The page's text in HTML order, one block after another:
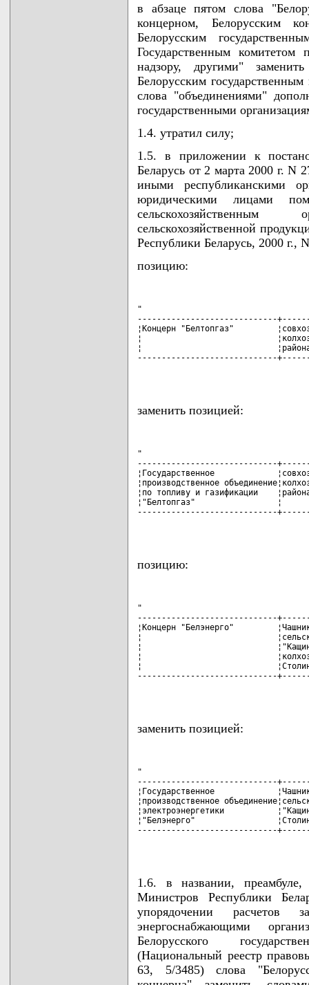
в абзаце пятом слова
концерном, Белорусским
Белорусским
Государственным комитетом
надзору, другими"
Белорусским
слова "объединениями"
государственными
1.4. утратил силу;
1.5. в приложении к
Беларусь от 2 марта 2000 г. N
иными республиканскими
юридическими лицами
сельскохозяйственной
Республики Беларусь, 2000 г.,
позицию:
"
-----------------------------
¦Концерн "Белтопгаз"
¦                            ¦колхоз
¦
-----------------------------
заменить позицией:
"
-----------------------------
¦Государственное
¦производственное
¦по топливу и газификации
¦"Белтопгаз"
-----------------------------
позицию:
"
-----------------------------
¦Концерн "Белэнерго"
¦
¦
¦                            ¦колхоз
¦
-----------------------------
заменить позицией:
"
-----------------------------
¦Государственное
¦производственное
¦электроэнергетики
¦"Белэнерго"
-----------------------------
1.6. в названии,
Министров Республики
упорядочении расчетов
энергоснабжающими
Белорусского
(Национальный реестр
63, 5/3485) слова